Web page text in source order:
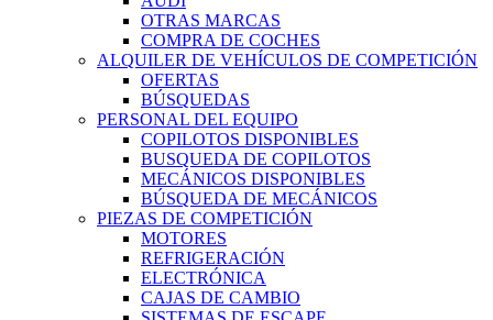
OTRAS MARCAS
COMPRA DE COCHES
ALQUILER DE VEHÍCULOS DE COMPETICIÓN
OFERTAS
BÚSQUEDAS
PERSONAL DEL EQUIPO
COPILOTOS DISPONIBLES
BUSQUEDA DE COPILOTOS
MECÁNICOS DISPONIBLES
BÚSQUEDA DE MECÁNICOS
PIEZAS DE COMPETICIÓN
MOTORES
REFRIGERACIÓN
ELECTRÓNICA
CAJAS DE CAMBIO